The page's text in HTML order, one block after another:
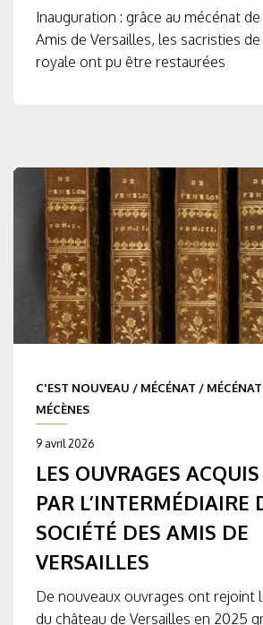
Inauguration : grâce au mécénat
Amis de Versailles, les sacristies
royale ont pu être restaurées
C'EST NOUVEAU / MÉCÉNAT /
MÉCÈNES
9 avril 2026
LES OUVRAGES
PAR L’INTERMÉDIAIRE
SOCIÉTÉ DES AMIS DE
VERSAILLES
De nouveaux ouvrages ont rejoint
du château de Versailles en 2025